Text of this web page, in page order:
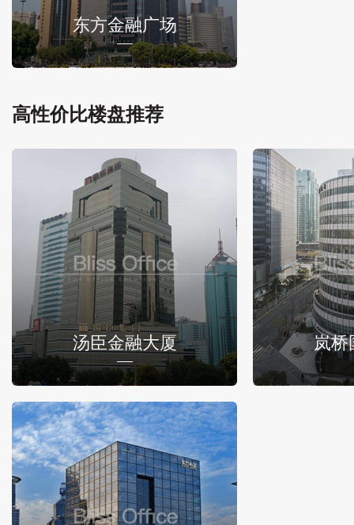
东方金融广场
高性价比楼盘推荐
汤臣金融大厦 岚桥